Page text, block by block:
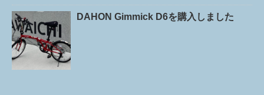
DAHON Gimmick D6を購入しました